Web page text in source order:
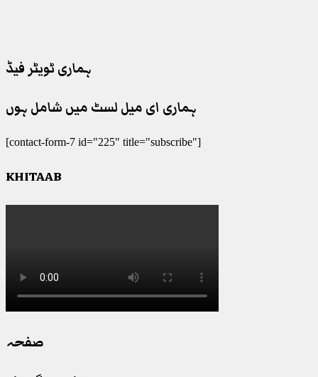
ہماری ٹویٹر فیڈ
ہماری ای میل لسٹ میں شامل ہوں
[contact-form-7 id="225" title="subscribe"]
KHITAAB
صفحہ